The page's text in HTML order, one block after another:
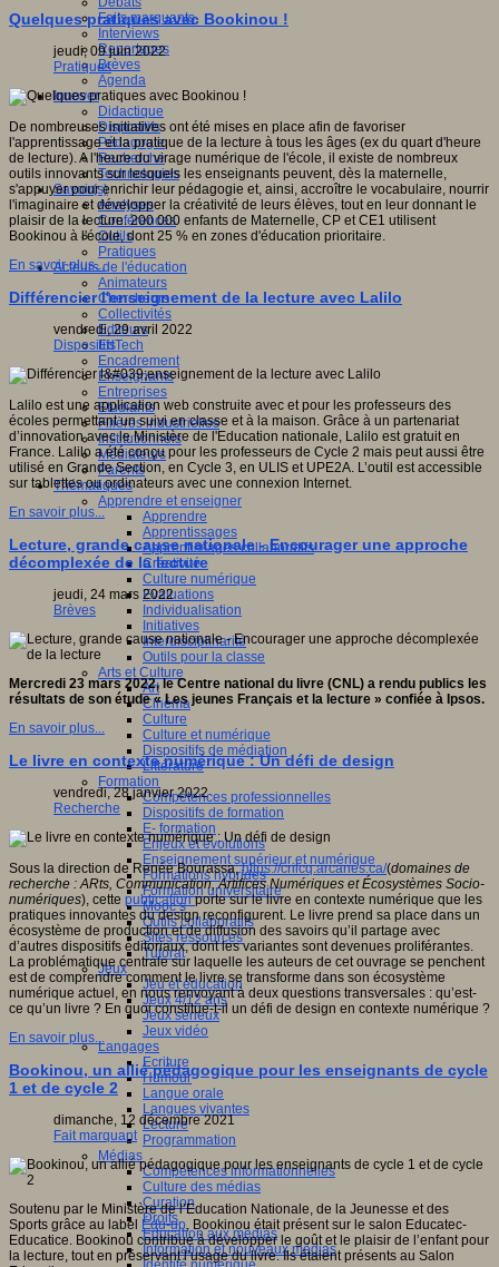
Faits marquants
Interviews
Reportages
Brèves
Agenda
Innover
Didactique
Dispositifs
Pédagogie
Recherche
Technologies
Savoir(s)
Analyses
Conférences
Outils
Pratiques
Acteurs de l'éducation
Animateurs
Chercheurs
Collectivités
Editeurs
EdTech
Encadrement
Enseignants
Entreprises
Etudiants
Filières industrielles
Institutionnels
Médiateurs
Parents
Thématiques
Apprendre et enseigner
Apprendre
Apprentissages
Apprentissages collaboratifs
Créativité
Culture numérique
Evaluations
Individualisation
Initiatives
Interdisciplinarité
Outils pour la classe
Arts et Culture
Art
Cinéma
Culture
Culture et numérique
Dispositifs de médiation
Littérature
Formation
Compétences professionnelles
Dispositifs de formation
E- formation
Enjeux et évolutions
Enseignement supérieur et numérique
Formations hybrides
Formation universitaire
Mooc’s
Outils collaboratifs
Sites ressources
Tutorat
Jeux
Jeu et éducation
Jeux 4/12 ans
Jeux sérieux
Jeux vidéo
Langages
Ecriture
Humour
Langue orale
Langues vivantes
Lecture
Programmation
Médias
Compétences informationnelles
Culture des médias
Curation
Droits
Education aux médias
Information et nouveaux médias
Quelques pratiques avec Bookinou !
jeudi, 09 juin 2022
Pratiques
De nombreuses initiatives ont été mises en place afin de favoriser
l'apprentissage et la pratique de la lecture à tous les âges (ex du quart d'heure
de lecture). A l'heure du virage numérique de l'école, il existe de nombreux
outils innovants sur lesquels les enseignants peuvent, dès la maternelle,
s'appuyer pour enrichir leur pédagogie et, ainsi, accroître le vocabulaire, nourrir
l'imaginaire et développer la créativité de leurs élèves, tout en leur donnant le
plaisir de la lecture. 200 000 enfants de Maternelle, CP et CE1 utilisent
Bookinou à l'école, dont 25 % en zones d'éducation prioritaire.
En savoir plus...
Différencier l'enseignement de la lecture avec Lalilo
vendredi, 29 avril 2022
Dispositifs
Lalilo est une application web construite avec et pour les professeurs des
écoles permettant un suivi en classe et à la maison. Grâce à un partenariat
d’innovation avec le Ministère de l'Education nationale, Lalilo est gratuit en
France. Lalilo a été conçu pour les professeurs de Cycle 2 mais peut aussi être
utilisé en Grande Section, en Cycle 3, en ULIS et UPE2A. L’outil est accessible
sur tablettes ou ordinateurs avec une connexion Internet.
En savoir plus...
Lecture, grande cause nationale - Encourager une approche
décomplexée de la lecture
jeudi, 24 mars 2022
Brèves
Mercredi 23 mars 2022, le Centre national du livre (CNL) a rendu publics les
résultats de son étude « Les jeunes Français et la lecture » confiée à Ipsos.
En savoir plus...
Le livre en contexte numérique : Un défi de design
vendredi, 28 janvier 2022
Recherche
Sous la direction de Renée Bourassa,https://crilcq.arcanes.ca/(domaines de
recherche : ARts, Communication, Artifices Numériques et Écosystèmes Socio-
numériques), cette publicationporte sur le livre en contexte numérique que les
pratiques innovantes du design reconfigurent. Le livre prend sa place dans un
écosystème de production et de diffusion des savoirs qu’il partage avec
d’autres dispositifs éditoriaux, dont les variantes sont devenues proliférantes.
La problématique centrale sur laquelle les auteurs de cet ouvrage se penchent
est de comprendre comment le livre se transforme dans son écosystème
numérique actuel, en nous renvoyant à deux questions transversales : qu’est-
ce qu’un livre ? En quoi constitue-t-il un défi de design en contexte numérique ?
En savoir plus...
Bookinou, un allié pédagogique pour les enseignants de cycle
1 et de cycle 2
dimanche, 12 décembre 2021
Fait marquant
Soutenu par le Ministère de l’Education Nationale, de la Jeunesse et des
Sports grâce au label
Édu-up, Bookinou était présent sur le salon Educatec-
Educatice. Bookinou contribue à développer le goût et le plaisir de l’enfant pour
la lecture, tout en préservant l’usage du livre. Ils étaient présents au Salon